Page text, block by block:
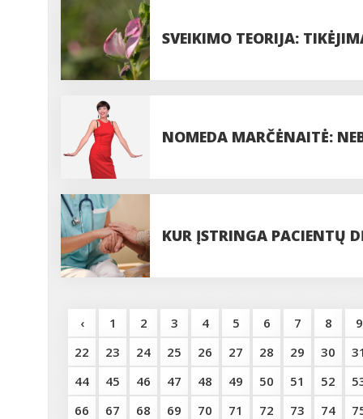
SVEIKIMO TEORIJA:
NOMEDA MARČĖNAITĖ:
KUR ĮSTRINGA PACIENTŲ
‹ 1 2 3 4 5 6 7 8
9
22
23 24 25 26 27 28 29 30
44
45 46 47 48 49 50 51 52
66
67 68 69 70 71 72 73 74